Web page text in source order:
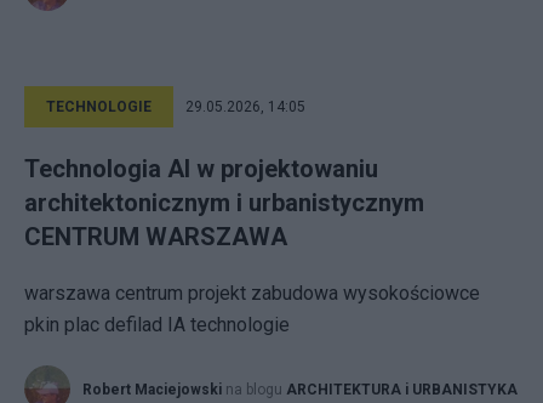
TECHNOLOGIE 29.05.2026, 14:05
Technologia AI w projektowaniu
architektonicznym i urbanistycznym
CENTRUM WARSZAWA
warszawa centrum projekt zabudowa wysokościowce
pkin plac defilad IA technologie
Robert Maciejowski na blogu ARCHITEKTURA i URBANISTYKA